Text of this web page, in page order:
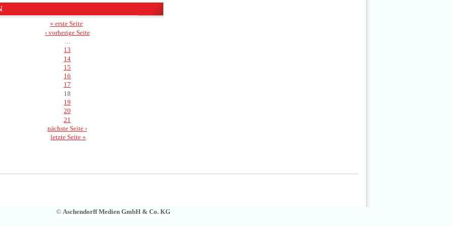
« erste Seite
‹ vorherige Seite
13
14
15
16
17
18
19
20
21
nächste Seite ›
letzte Seite »
© Aschendorff Medien GmbH & Co. KG